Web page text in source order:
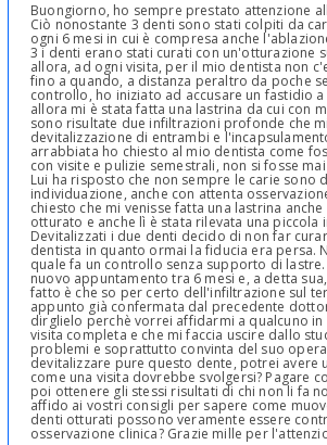
Buongiorno, ho sempre prestato attenzione
Ciò nonostante 3 denti sono stati colpiti da
ogni 6 mesi in cui è compresa anche
3 i denti erano stati curati con un'otturazione
allora, ad ogni visita, per il mio dentista non
fino a quando, a distanza peraltro da poche
controllo, ho iniziato ad accusare un fastidio a
allora mi è stata fatta una lastrina da cui con
sono risultate due infiltrazioni profonde che
devitalizzazione di entrambi e
arrabbiata ho chiesto al mio dentista come
con visite e pulizie semestrali, non si fosse
Lui ha risposto che non sempre le carie sono
individuazione, anche con attenta
chiesto che mi venisse fatta una lastrina
otturato e anche lì è stata rilevata una piccola
Devitalizzati i due denti decido di non far
dentista in quanto ormai la fiducia era persa.
quale fa un controllo senza supporto di
nuovo appuntamento tra 6 mesi e, a detta
fatto è che so per certo dell'infiltrazione sul
appunto già confermata dal precedente
dirglielo perchè vorrei affidarmi a qualcuno
visita completa e che mi faccia uscire dallo
problemi e soprattutto convinta del suo
devitalizzare pure questo dente, potrei avere
come una visita dovrebbe svolgersi? Pagare
poi ottenere gli stessi risultati di chi non li fa
affido ai vostri consigli per sapere come
denti otturati possono veramente essere
osservazione clinica? Grazie mille per